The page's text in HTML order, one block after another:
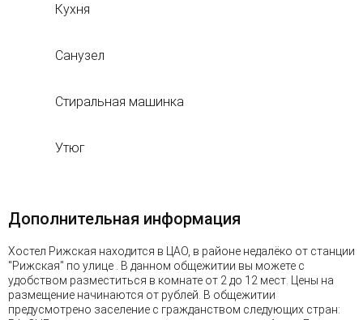
Кухня
Санузел
Стиральная машинка
Утюг
Дополнительная информация
Хостел Рижская находится в ЦАО, в районе недалёко от станции
"Рижская" по улице . В данном общежитии вы можете с
удобством разместиться в комнате от 2 до 12 мест. Цены на
размещение начинаются от рублей. В общежитии
предусмотрено заселение с гражданством следующих стран: